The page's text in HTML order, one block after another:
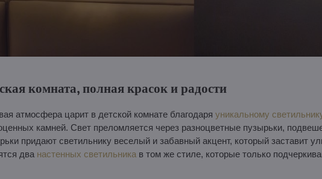
комната, полная красок и радости
атмосфера царит в детской комнате благодаря уникальному
камней. Свет преломляется через разноцветные пузырьки,
придают светильнику веселый и забавный акцент, который заставит
два настенных светильника в том же стиле, которые только